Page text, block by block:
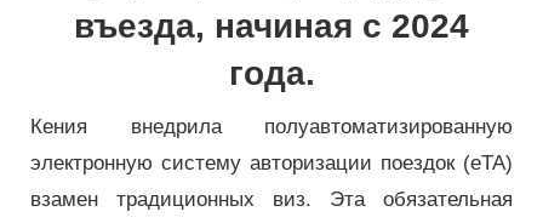
въезда, начиная с 2024
года.
Кения внедрила полуавтоматизированную
электронную систему авторизации поездок (eTA)
взамен традиционных виз. Эта обязательная